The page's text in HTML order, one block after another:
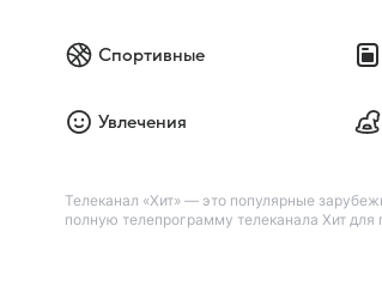
Спортивные
Увлечения
Телеканал «Хит» — это популярные
полную телепрограмму телеканала Хит для